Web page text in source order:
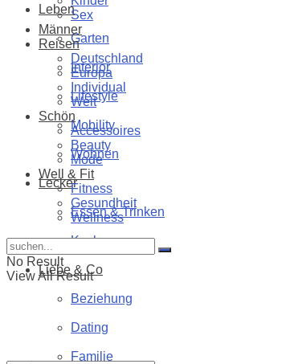
Leben
Garten
Interior
Lifestyle
Mobility
Wohnen
Lecker
Essen & Trinken
Kochen
Liebe & Co
Beziehung
Dating
Familie
Sex
Männer
Reisen
Deutschland
Europa
Individual
Welt
Schön
Accessoires
Beauty
Mode
Well & Fit
Fitness
Gesundheit
Wellness
No Result
View All Result